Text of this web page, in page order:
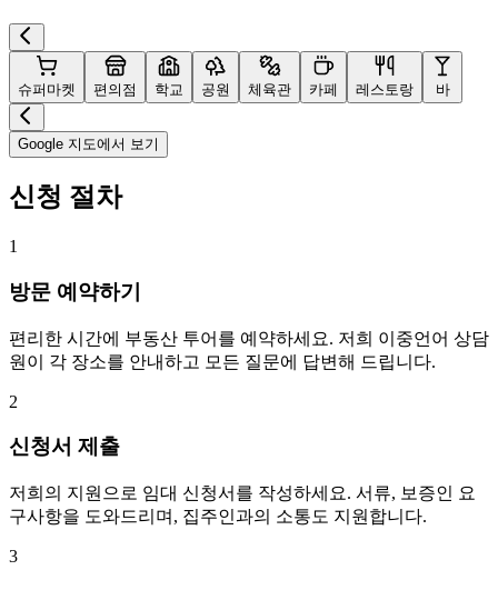
슈퍼마켓 편의점 학교 공원 체육관 카페 레스토랑 바
Google 지도에서 보기
신청 절차
1
방문 예약하기
편리한 시간에 부동산 투어를 예약하세요. 저희 이중언어 상담
원이 각 장소를 안내하고 모든 질문에 답변해 드립니다.
2
신청서 제출
저희의 지원으로 임대 신청서를 작성하세요. 서류, 보증인 요
구사항을 도와드리며, 집주인과의 소통도 지원합니다.
3